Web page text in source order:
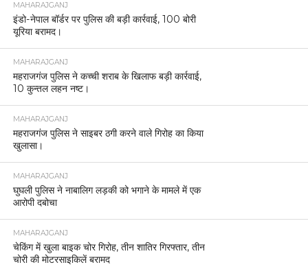
MAHARAJGANJ
इंडो-नेपाल बॉर्डर पर पुलिस की बड़ी कार्रवाई, 100 बोरी
यूरिया बरामद।
MAHARAJGANJ
महराजगंज पुलिस ने कच्ची शराब के खिलाफ बड़ी कार्रवाई,
10 कुन्तल लहन नष्ट।
MAHARAJGANJ
महराजगंज पुलिस ने साइबर ठगी करने वाले गिरोह का किया
खुलासा।
MAHARAJGANJ
घुघली पुलिस ने नाबालिग लड़की को भगाने के मामले में एक
आरोपी दबोचा
MAHARAJGANJ
चेकिंग में खुला बाइक चोर गिरोह, तीन शातिर गिरफ्तार, तीन
चोरी की मोटरसाइकिलें बरामद